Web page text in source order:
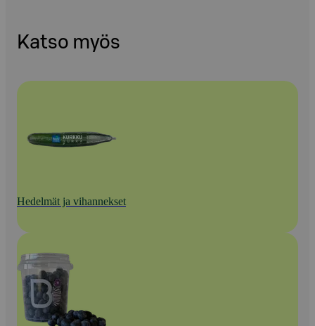
Katso myös
Hedelmät ja vihannekset